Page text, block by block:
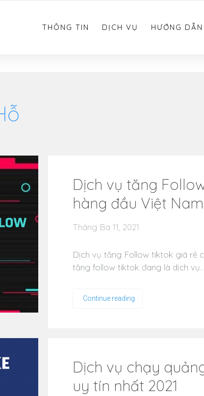
THÔNG TIN DỊCH VỤ HƯỚNG DẪN
Dịch vụ tăng
hàng đầu Việt Nam
Tháng Ba 11, 2021
Dịch vụ tăng Follow tiktok giá rẻ
tăng follow tiktok đang là dịch vụ…
Continue reading
Dịch vụ chạy
uy tín nhất 2021